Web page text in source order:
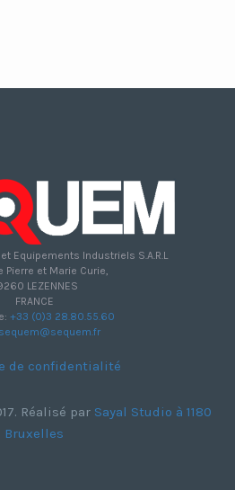
Equipements Industriels S.A.R.L
Pierre et Marie Curie,
LEZENNES
FRANCE
+33 (0)3 28.80.55.60
sequem@sequem.fr
de confidentialité
Réalisé par Sayal Studio à 1180
Bruxelles